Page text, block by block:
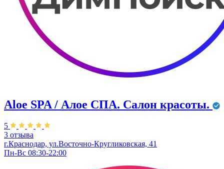
Aloe SPA / Алое СПА. Салон красоты.
5
3 отзыва
г.Краснодар, ул.Восточно-Кругликовская, 41
Пн-Вс 08:30-22:00